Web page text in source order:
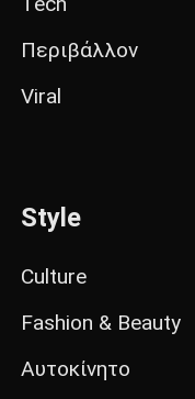
Περιβάλλον
Viral
Style
Culture
Fashion & Beauty
Αυτοκίνητο